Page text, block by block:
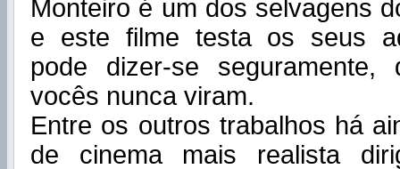
Monteiro é um dos selvagens
e este filme testa os seus
pode dizer-se
vocês nunca viram.
Entre os outros trabalhos há
de cinema mais realista